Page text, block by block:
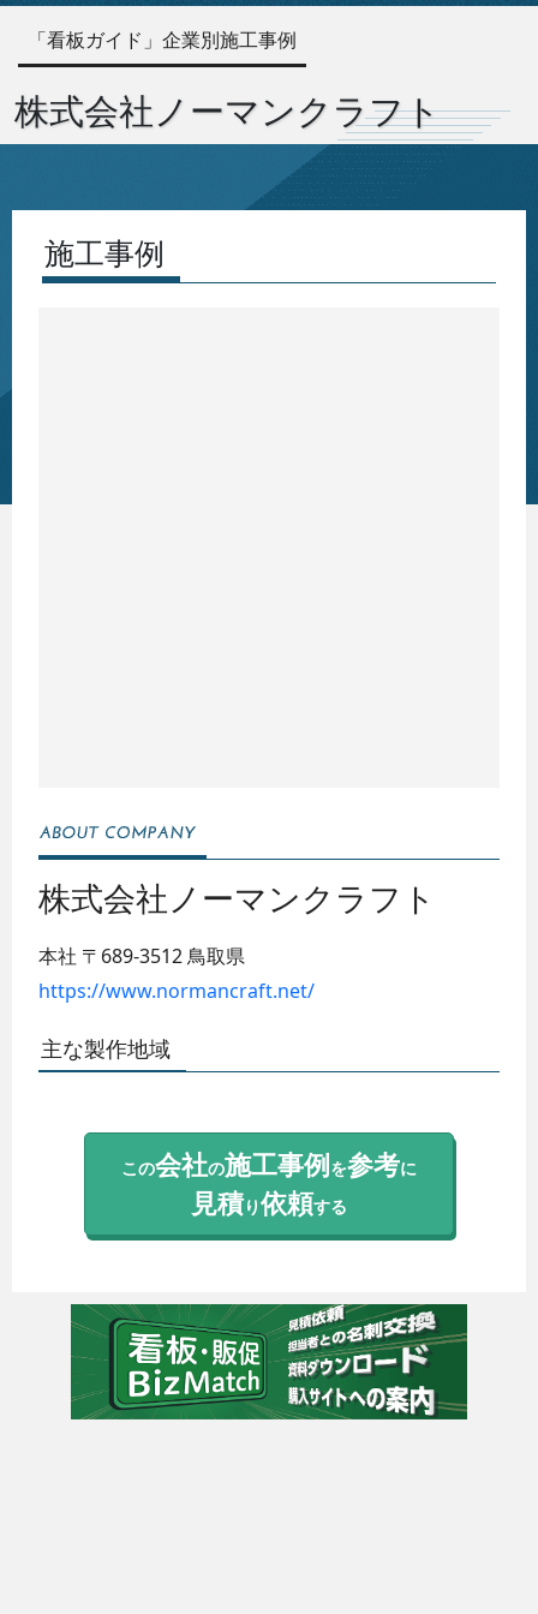
株式会社ノーマンクラフト
「看板ガイド」企業別施工事例
施工事例
株式会社ノーマンクラフト
本社 〒689-3512鳥取県
https://www.normancraft.net/
主な製作地域
この会社の施工事例を参考に
見積り依頼する